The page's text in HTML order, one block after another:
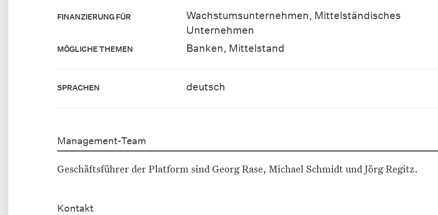
FINANZIERUNG FÜR
Wachstumsunternehmen, Mittelständisches
Unternehmen
MÖGLICHE THEMEN Banken, Mittelstand
SPRACHEN deutsch
Management-Team
Geschäftsführer der Platform sind Georg Rase, Michael Schmidt und Jörg Regitz.
Kontakt